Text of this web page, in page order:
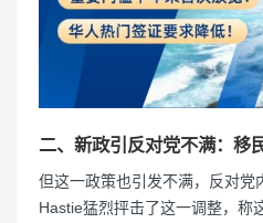
二、新政引反对党不满：移
但这一政策也引发不满，反对党
Hastie猛烈抨击了这一调整，称